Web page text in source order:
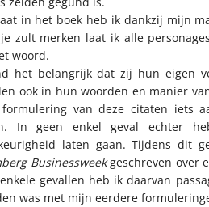
in het boek heb ik dankzij mijn
zult merken laat ik alle
woord.
het belangrijk dat zij hun eigen
ook in hun woorden en manier
van deze citaten iets
In geen enkel geval echter
laten gaan. Tijdens dit
Businessweekgeschreven over
gevallen heb ik daarvan
was met mijn eerdere